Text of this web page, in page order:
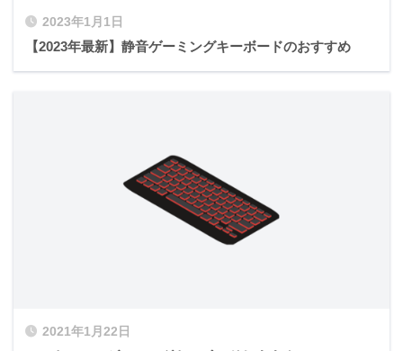
2023年1月1日
【2023年最新】静音ゲーミングキーボードのおすすめ
2021年1月22日